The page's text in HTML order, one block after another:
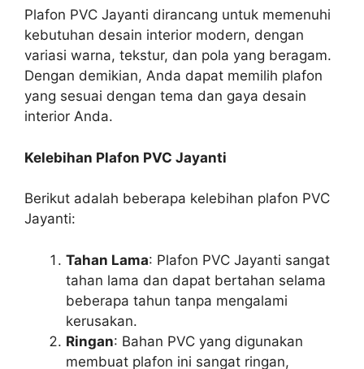
Plafon PVC Jayanti dirancang untuk memenuhi
kebutuhan desain interior modern, dengan
variasi warna, tekstur, dan pola yang beragam.
Dengan demikian, Anda dapat memilih plafon
yang sesuai dengan tema dan gaya desain
interior Anda.
Kelebihan Plafon PVC Jayanti
Berikut adalah beberapa kelebihan plafon PVC
Jayanti:
Tahan Lama: Plafon PVC Jayanti sangat
tahan lama dan dapat bertahan selama
beberapa tahun tanpa mengalami
kerusakan.
Ringan: Bahan PVC yang digunakan
membuat plafon ini sangat ringan,